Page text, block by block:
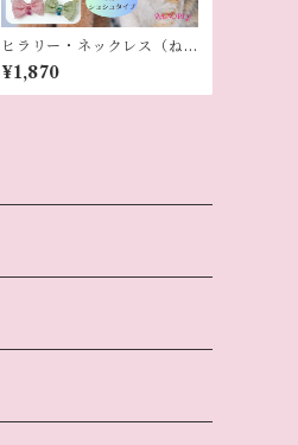
ヒラリー・ネックレス（ね
こ用）
¥1,870